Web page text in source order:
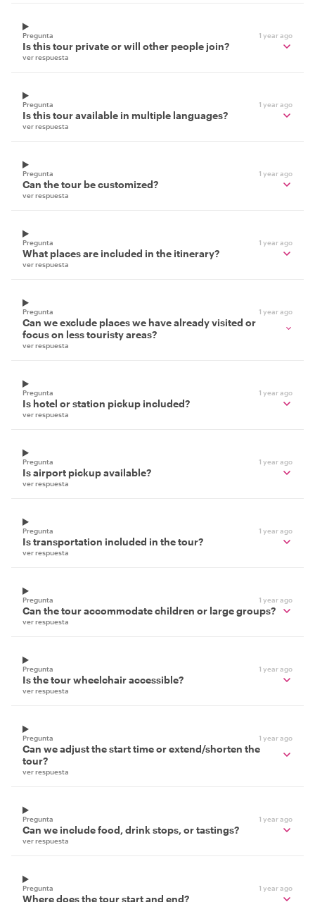
Pregunta 1 year ago
Is this tour private or will other people join?
ver respuesta
Pregunta 1 year ago
Is this tour available in multiple languages?
ver respuesta
Pregunta 1 year ago
Can the tour be customized?
ver respuesta
Pregunta 1 year ago
What places are included in the itinerary?
ver respuesta
Pregunta 1 year ago
Can we exclude places we have already visited or
focus on less touristy areas?
ver respuesta
Pregunta 1 year ago
Is hotel or station pickup included?
ver respuesta
Pregunta 1 year ago
Is airport pickup available?
ver respuesta
Pregunta 1 year ago
Is transportation included in the tour?
ver respuesta
Pregunta 1 year ago
Can the tour accommodate children or large groups?
ver respuesta
Pregunta 1 year ago
Is the tour wheelchair accessible?
ver respuesta
Pregunta 1 year ago
Can we adjust the start time or extend/shorten the
tour?
ver respuesta
Pregunta 1 year ago
Can we include food, drink stops, or tastings?
ver respuesta
Pregunta 1 year ago
Where does the tour start and end?